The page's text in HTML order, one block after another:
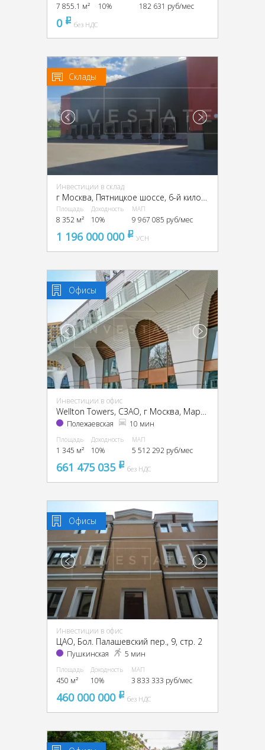
7 855.1 м² 10% 182 631 руб/мес
0 pуббез НДС
Склады
Инвестиции в склад
г Москва, Пятницкое шоссе, 6-й километр, г Москва, Пятницкое ш., 6
Площадь
8 352 м²
Доходность
10%
МАП
9 967 085 руб/мес
1 196 000 000 pуб
УСН
Офисы
Инвестиции в офис
Полежаевская 10 мин
Площадь
1 345 м²
Доходность
10%
МАП
5 512 292 руб/мес
661 475 035 pуббез НДС
Офисы
Инвестиции в офис
ЦАО, Бол. Палашевский пер., 9, стр. 2
Пушкинская 5 мин
Площадь
450 м²
Доходность
10%
МАП
3 833 333 руб/мес
460 000 000 pуббез НДС